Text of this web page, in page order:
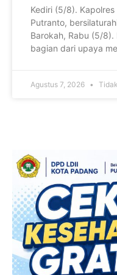
Kediri (5/8). Kapolres
Putranto,
Barokah, Rabu (5/
bagian dari upaya
Agustus 7, 2026